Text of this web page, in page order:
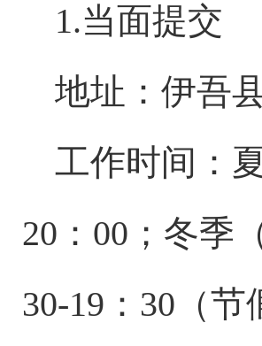
1.当面提交
地址：伊吾
工作时间：
20：00；冬季
30-19：30（